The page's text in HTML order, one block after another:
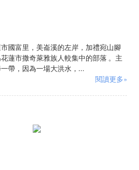
國富里，美崙溪的左岸，加禮宛山腳
蓮市撒奇萊雅族人較集中的部落 。主
帶，因為一場大洪水，...
閱讀更多»